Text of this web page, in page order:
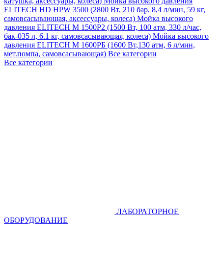
ELITECH HD HPW 3500 (2800 Вт, 210 бар, 8,4 л/мин, 59 кг,
самовсасывающая, аксессуары, колеса) Мойка высокого
давления ELITECH M 1500P2 (1500 Вт, 100 атм, 330 л/час,
бак-035 л, 6.1 кг, самовсасывающая, колеса) Мойка высокого
давления ELITECH М 1600РБ (1600 Вт,130 атм, 6 л/мин,
мет.помпа, самовсасывающая) Все категории
Все категории
ЛАБОРАТОРНОЕ
ОБОРУДОВАНИЕ